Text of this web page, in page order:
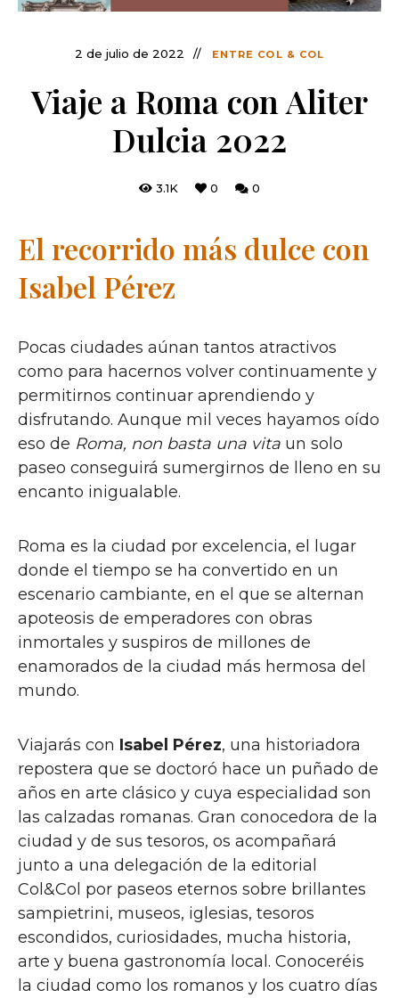
2 de julio de 2022 ENTRE COL & COL
Viaje a Roma con Aliter
Dulcia 2022
3.1K 0 0
El recorrido más dulce con
Isabel Pérez
Pocas ciudades aúnan tantos atractivos
como para hacernos volver continuamente y
permitirnos continuar aprendiendo y
disfrutando. Aunque mil veces hayamos oído
eso de Roma, non basta una vita un solo
paseo conseguirá sumergirnos de lleno en su
encanto inigualable.
Roma es la ciudad por excelencia, el lugar
donde el tiempo se ha convertido en un
escenario cambiante, en el que se alternan
apoteosis de emperadores con obras
inmortales y suspiros de millones de
enamorados de la ciudad más hermosa del
mundo.
Viajarás con Isabel Pérez, una historiadora
repostera que se doctoró hace un puñado de
años en arte clásico y cuya especialidad son
las calzadas romanas. Gran conocedora de la
ciudad y de sus tesoros, os acompañará
junto a una delegación de la editorial
Col&Col por paseos eternos sobre brillantes
sampietrini, museos, iglesias, tesoros
escondidos, curiosidades, mucha historia,
arte y buena gastronomía local. Conoceréis
la ciudad como los romanos y los cuatro días